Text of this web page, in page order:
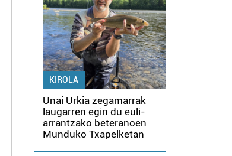
KIROLA
Unai Urkia zegamarrak
laugarren egin du euli-
arrantzako beteranoen
Munduko Txapelketan